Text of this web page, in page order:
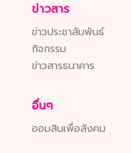
ข่าวสาร
ข่าวประชาสัมพันธ์
กิจกรรม
ข่าวสารธนาคาร
อื่นๆ
ออมสินเพื่อสังคม